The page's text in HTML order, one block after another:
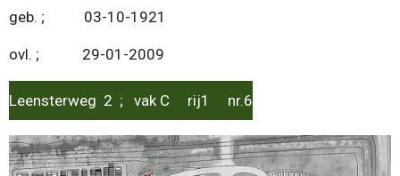
geb. ; 03-10-1921
ovl. ; 29-01-2009
Leensterweg 2 ; vak C rij1 nr.6